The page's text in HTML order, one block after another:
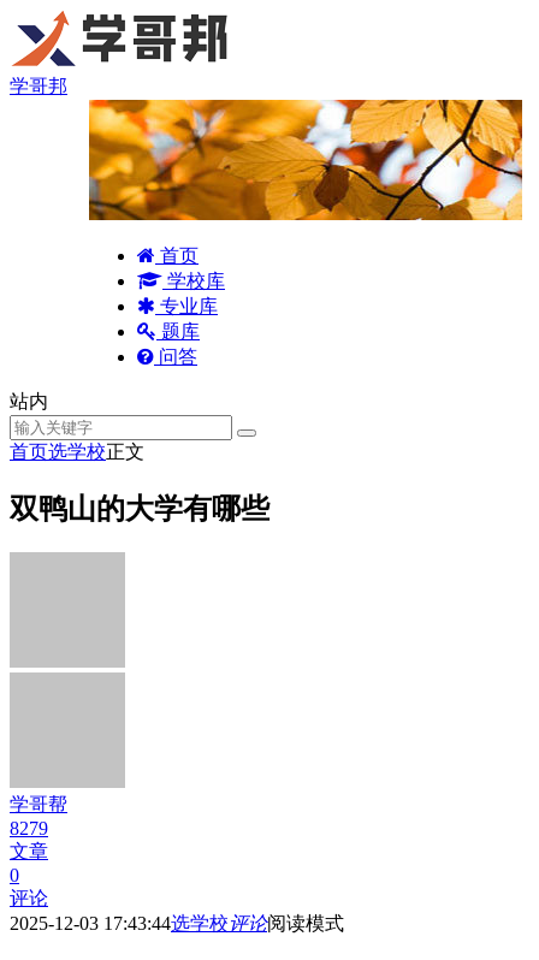
学哥邦
首页
学校库
专业库
题库
问答
站内
首页选学校正文
双鸭山的大学有哪些
学哥帮
8279
文章
0
评论
2025-12-03 17:43:44选学校评论阅读模式